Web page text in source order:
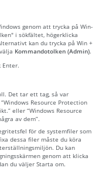
genom att trycka på Win-
i sökfältet, högerklicka
kan du trycka på Win +
Kommandotolken (Admin).
Enter.
Det tar ett tag, så var
Resource Protection
eller “Windows Resource
av dem”.
för de systemfiler som
dessa filer måste du köra
Du kan
genom att klicka
du väljer Starta om.